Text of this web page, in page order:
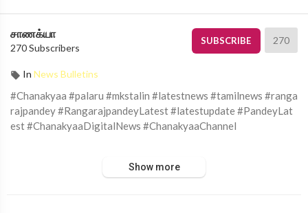
சாணக்யா
270 Subscribers
SUBSCRIBE 270
In News Bulletins
#Chanakyaa #palaru #mkstalin #latestnews #tamilnews #ranga
rajpandey #RangarajpandeyLatest #latestupdate #PandeyLat
est #ChanakyaaDigitalNews #ChanakyaaChannel
Show more